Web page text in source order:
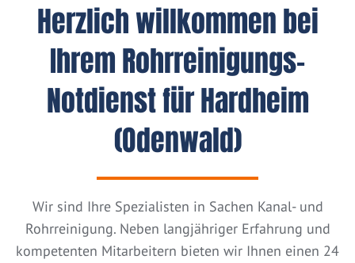
Herzlich willkommen bei
Ihrem Rohrreinigungs-
Notdienst für Hardheim
(Odenwald)
Wir sind Ihre Spezialisten in Sachen Kanal- und
Rohrreinigung. Neben langjähriger Erfahrung und
kompetenten Mitarbeitern bieten wir Ihnen einen 24